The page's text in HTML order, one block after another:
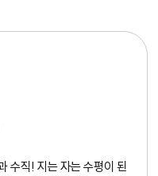
수직! 지는 자는 수평이 된